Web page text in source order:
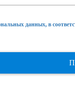
данных, в